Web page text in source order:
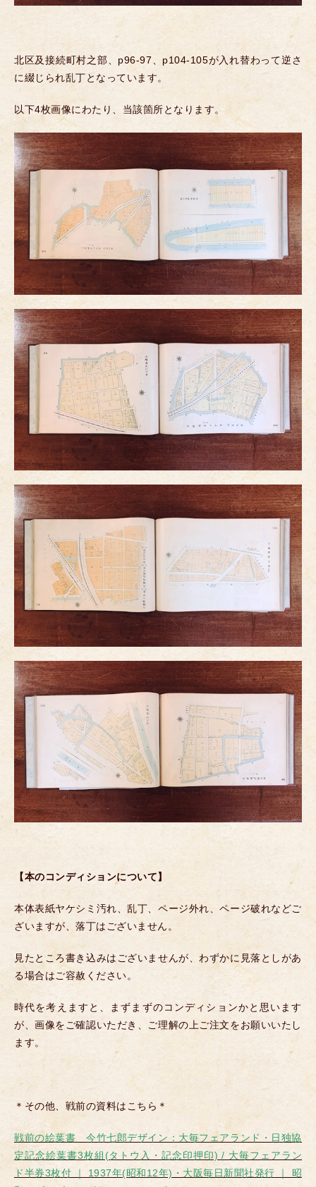
北区及接続町村之部、p96-97、p104-105が入れ替わって逆さ
に綴じられ乱丁となっています。
以下4枚画像にわたり、当該箇所となります。
【本のコンディションについて】
本体表紙ヤケシミ汚れ、乱丁、ページ外れ、ページ破れなどご
ざいますが、落丁はございません。
見たところ書き込みはございませんが、わずかに見落としがあ
る場合はご容赦ください。
時代を考えますと、まずまずのコンディションかと思います
が、画像をご確認いただき、ご理解の上ご注文をお願いいたし
ます。
＊その他、戦前の資料はこちら＊
戦前の絵葉書 今竹七郎デザイン：大毎フェアランド・日独協
定記念絵葉書3枚組(タトウ入・記念印押印) / 大毎フェアラン
ド半券3枚付 ｜ 1937年(昭和12年)・大阪毎日新聞社発行 ｜ 昭